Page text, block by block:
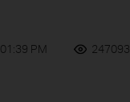
PM 247093